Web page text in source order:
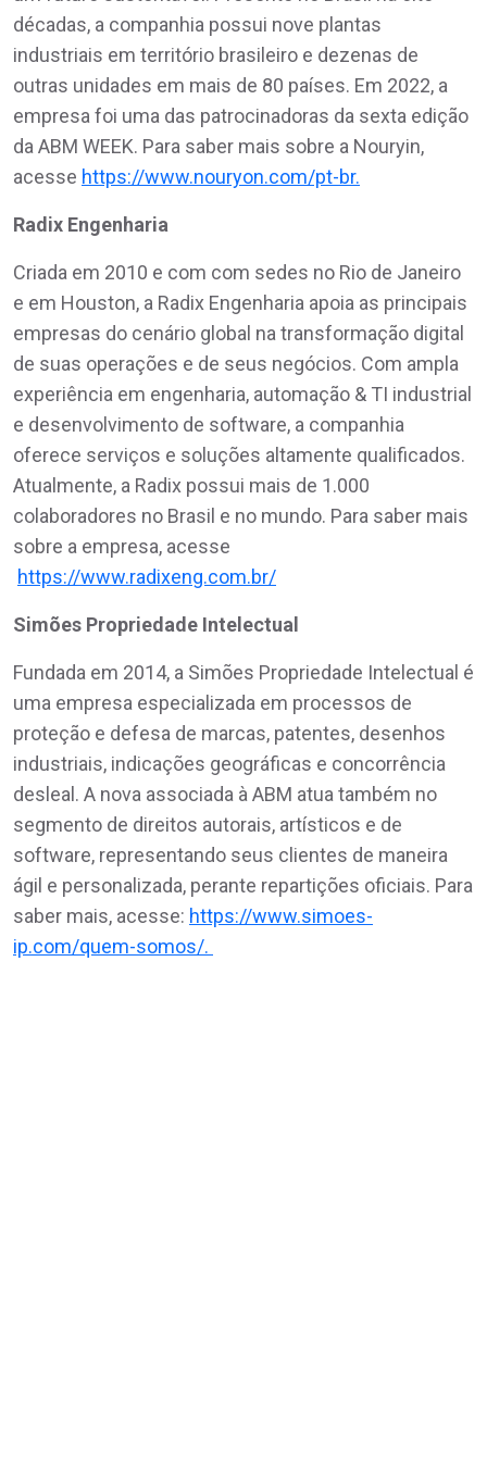
décadas, a companhia possui nove plantas
industriais em território brasileiro e dezenas de
outras unidades em mais de 80 países. Em 2022, a
empresa foi uma das patrocinadoras da sexta edição
da ABM WEEK. Para saber mais sobre a Nouryin,
acesse https://www.nouryon.com/pt-br.
Radix Engenharia
Criada em 2010 e com com sedes no Rio de Janeiro
e em Houston, a Radix Engenharia apoia as principais
empresas do cenário global na transformação digital
de suas operações e de seus negócios. Com ampla
experiência em engenharia, automação & TI industrial
e desenvolvimento de software, a companhia
oferece serviços e soluções altamente qualificados.
Atualmente, a Radix possui mais de 1.000
colaboradores no Brasil e no mundo. Para saber mais
sobre a empresa, acesse
https://www.radixeng.com.br/
Simões Propriedade Intelectual
Fundada em 2014, a Simões Propriedade Intelectual é
uma empresa especializada em processos de
proteção e defesa de marcas, patentes, desenhos
industriais, indicações geográficas e concorrência
desleal. A nova associada à ABM atua também no
segmento de direitos autorais, artísticos e de
software, representando seus clientes de maneira
ágil e personalizada, perante repartições oficiais. Para
saber mais, acesse: https://www.simoes-
ip.com/quem-somos/.